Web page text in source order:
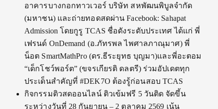
อาคารบางกอกทาวเวอร์ บริษัท สหพัฒนพิบูลจำกัด
(มหาชน) และถ่ายทอดสดผ่าน Facebook: Sahapat
Admission โดยกูรู TCAS ชื่อดังระดับประเทศ ได้แก่พี่
เฟรนด์ OnDemand (อ.ภัทรพล ไพศาลภาณุมาศ) พี่
น็อต SmartMathPro (ดร.ธีระยุทธ บุญมา)และพี่อะตอม
“เด็กโชว์พอร์ต” (ขจรเกียรติ ดลตรี) ร่วมอัปเดตทุก
ประเด็นสำคัญที่ #DEK7O ต้องรู้ก่อนสอบ TCAS
กิจกรรมติวสดออนไลน์ ติวเข้มฟรี 5 วันติด จัดขึ้น
ระหว่างวันที่ 28 กันยายน – 2 ตุลาคม 2569 เน้น